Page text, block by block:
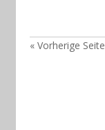
« Vorherige Seite